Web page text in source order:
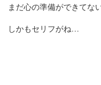
まだ心の準備ができてな
しかもセリフがね…